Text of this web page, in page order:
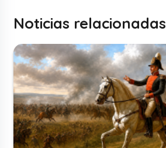
Noticias relacionadas